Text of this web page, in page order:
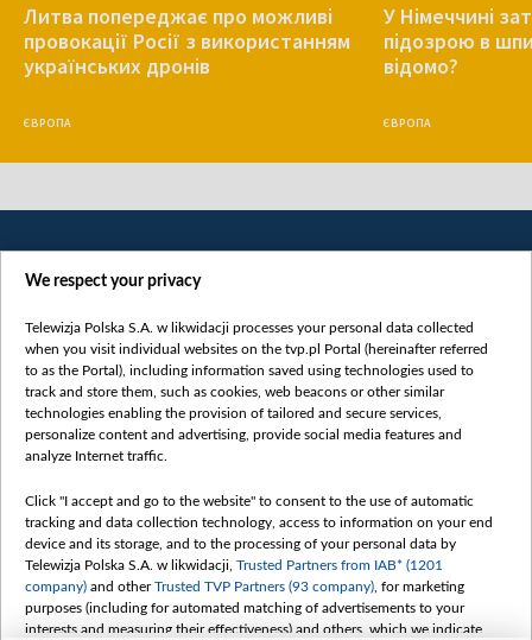
Литва попереджає про можливі
провокації Росії з використанням
українських дронів
ЄВРОПА
У Німеччині
підозрою в
відомо?
ЄВРОПА
Категорії
Новини
Докладно
Погляд
Цікаво
Slawa.tv
Про нас
We respect your privacy
Telewizja Polska S.A. w likwidacji processes your personal data collected
when you visit individual websites on the tvp.pl Portal (hereinafter referred
to as the Portal), including information saved using technologies used to
track and store them, such as cookies, web beacons or other similar
technologies enabling the provision of tailored and secure services,
personalize content and advertising, provide social media features and
analyze Internet traffic.
Click "I accept and go to the website" to consent to the use of automatic
tracking and data collection technology, access to information on your end
device and its storage, and to the processing of your personal data by
Telewizja Polska S.A. w likwidacji, Trusted Partners from IAB* (1201
company) and otherTrusted TVP Partners (93 company) , for marketing
purposes (including for automated matching of advertisements to your
interests and measuring their effectiveness) and others, which we indicate